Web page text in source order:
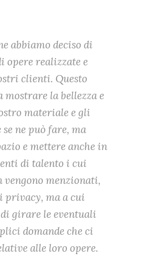
abbiamo deciso di
opere realizzate e
clienti. Questo
mostrare la bellezza e
materiale e gli
ne può fare, ma
e mettere anche in
di talento i cui
menzionati,
privacy, ma a cui
girare le eventuali
domande che ci
alle loro opere.